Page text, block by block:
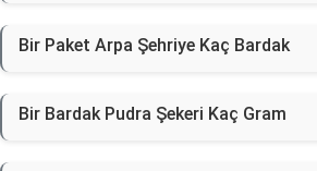
Bir Paket Arpa Şehriye Kaç Bardak
Bir Bardak Pudra Şekeri Kaç Gram